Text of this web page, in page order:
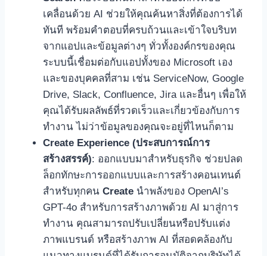
เคลื่อนด้วย AI ช่วยให้คุณค้นหาสิ่งที่ต้องการได้
ทันที พร้อมคำตอบที่ครบถ้วนและเข้าใจบริบท
จากแอปและข้อมูลต่างๆ ทั่วทั้งองค์กรของคุณ
ระบบนี้เชื่อมต่อกับแอปทั้งของ Microsoft เอง
และของบุคคลที่สาม เช่น ServiceNow, Google
Drive, Slack, Confluence, Jira และอื่นๆ เพื่อให้
คุณได้รับผลลัพธ์ที่รวดเร็วและเกี่ยวข้องกับการ
ทำงาน ไม่ว่าข้อมูลของคุณจะอยู่ที่ไหนก็ตาม
Create Experience (ประสบการณ์การ
สร้างสรรค์): ออกแบบมาสำหรับธุรกิจ ช่วยปลด
ล็อกทักษะการออกแบบและการสร้างคอนเทนต์
สำหรับทุกคน Create นำพลังของ OpenAI’s
GPT-4o สำหรับการสร้างภาพด้วย AI มาสู่การ
ทำงาน คุณสามารถปรับเปลี่ยนหรือปรับแต่ง
ภาพแบรนด์ หรือสร้างภาพ AI ที่สอดคล้องกับ